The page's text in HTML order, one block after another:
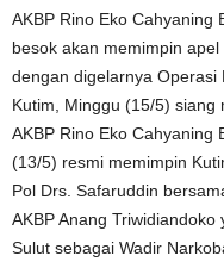
AKBP Rino Eko Cahyaning
besok akan memimpin
dengan digelarnya
Kutim, Minggu (15/5) siang
AKBP Rino Eko Cahyaning
(13/5) resmi memimpin
Pol Drs. Safaruddin
AKBP Anang
Sulut sebagai Wadir